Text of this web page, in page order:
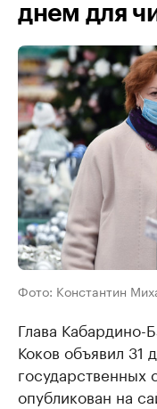
днем для
Фото: Константин
Глава Кабардино-
Коков объявил 31
опубликован на